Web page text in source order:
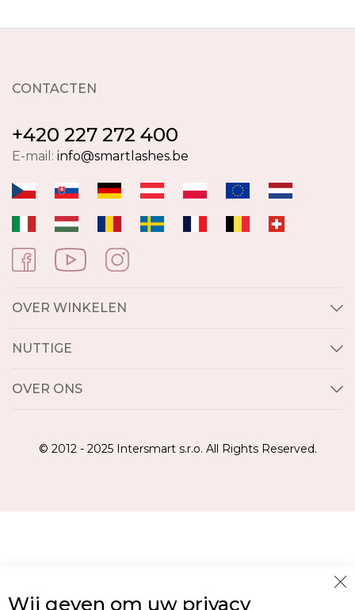
CONTACTEN
+420 227 272 400
E-mail: info@smartlashes.be
OVER WINKELEN
NUTTIGE
OVER ONS
© 2012 - 2025 Intersmart s.r.o. All Rights Reserved.
Wij geven om uw privacy